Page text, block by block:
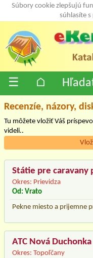
Súbory cookie zlepšujú
súhlasíte
☰ ⌂
Recenzíe, názory,
Tu môžete vložiť Váš
videli..
Státie pre caravany
Okres: Prievidza
Od: Vrato
Pekne miesto a prijemne
ATC Nová Duchonka
Okres: Topoľčany